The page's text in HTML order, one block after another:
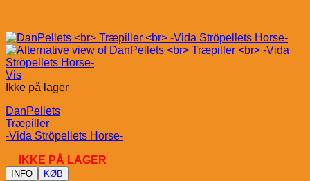
Vis
Ikke på lager
DanPellets
Træpiller
-Vida Ströpellets Horse-
IKKE PÅ LAGER
INFO KØB